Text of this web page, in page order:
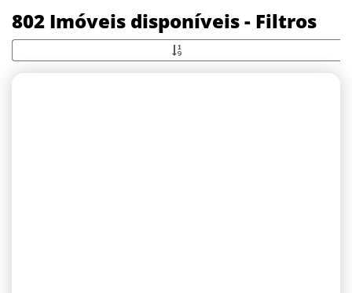
802 Imóveis disponíveis - Filtros